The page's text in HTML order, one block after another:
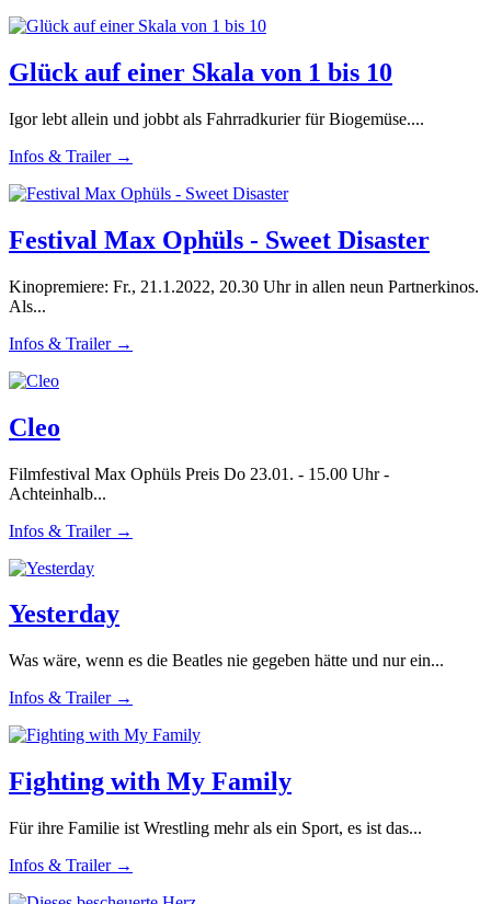
Glück auf einer Skala von 1 bis 10
Igor lebt allein und jobbt als Fahrradkurier für Biogemüse....
Infos & Trailer →
Festival Max Ophüls - Sweet Disaster
Kinopremiere: Fr., 21.1.2022, 20.30 Uhr in allen neun Partnerkinos.
Als...
Infos & Trailer →
Cleo
Filmfestival Max Ophüls Preis Do 23.01. - 15.00 Uhr -
Achteinhalb...
Infos & Trailer →
Yesterday
Was wäre, wenn es die Beatles nie gegeben hätte und nur ein...
Infos & Trailer →
Fighting with My Family
Für ihre Familie ist Wrestling mehr als ein Sport, es ist das...
Infos & Trailer →